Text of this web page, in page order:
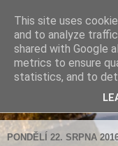
Farnost
Aktuální informace
PONDĚLÍ 22. SRPNA
This site uses
and to analyze
shared with Google
metrics to ensure
statistics, and to